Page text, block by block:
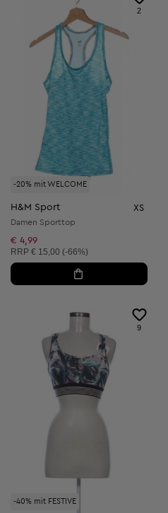
-20% mit WELCOME
2
H&M Sport XS
Damen Sporttop
€ 4,99
Unverbindliche Preisempfehlung:
RRP € 15,00 (-66%)
-40% mit FESTIVE
9